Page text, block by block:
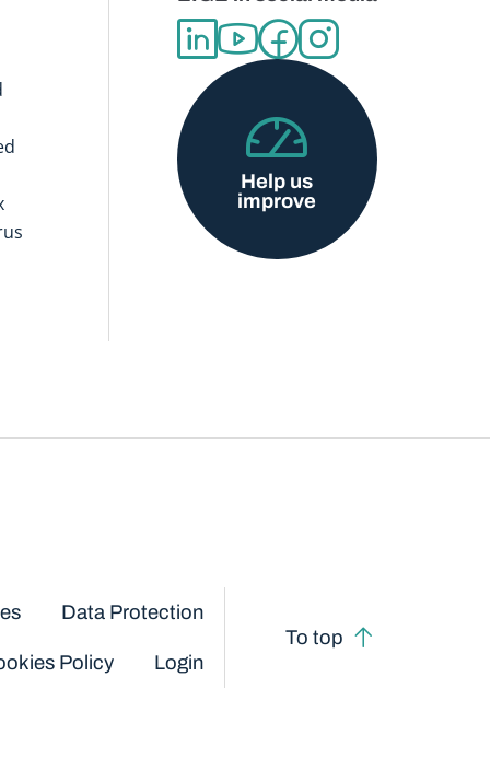
Help us
improve
Data Protection
Policy Login
To top